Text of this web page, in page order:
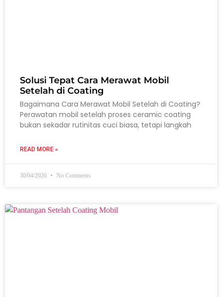
Solusi Tepat Cara Merawat Mobil
Setelah di Coating
Bagaimana Cara Merawat Mobil Setelah di Coating?
Perawatan mobil setelah proses ceramic coating
bukan sekadar rutinitas cuci biasa, tetapi langkah
READ MORE »
30/04/2026 No Comments